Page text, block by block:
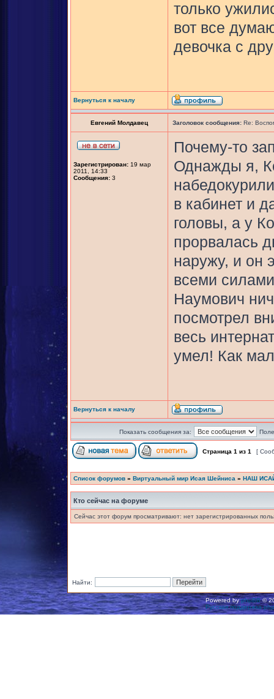
только
вот все
девочка с
Вернуться к началу
Евгений Молдавец Заголовок сообщения: Re:
Зарегистрирован: 19 мар
2011, 14:33
Сообщения: 3
Почему-то
Однажды я,
в кабинет и
головы, а у
прорвалась
наружу, и он
всеми
Наумович
посмотрел
весь
умел! Как
Вернуться к началу
Показать сообщения за:
Страница 1 из 1 [
Список форумов » Виртуальный мир Исая Шейниса » НАШ
Кто сейчас на форуме
Сейчас этот форум просматривают: нет зарегистрированных
Найти:
Powered byphpBB©
Русская поддержка